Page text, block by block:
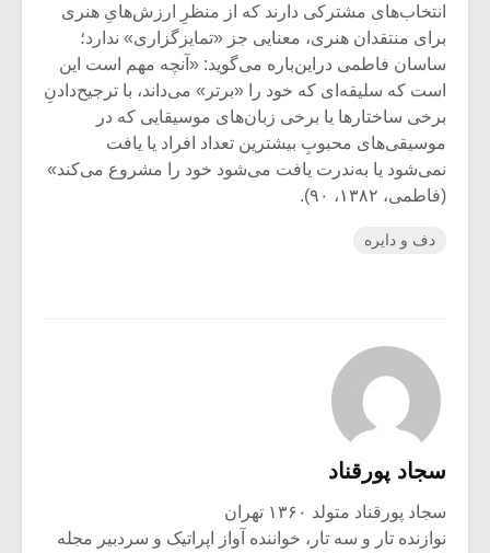
انتخاب‌های مشترکی دارند که از منظرِ ارزش‌هایِ هنری
برای منتقدان هنری، معنایی جز «تمایزگزاری» ندارد؛
ساسان فاطمی دراین‌باره می‌گوید: «آنچه مهم است این
است که سلیقه‌ای که خود را «برتر» می‌داند، با ترجیح‌دادنِ
برخی ساختارها یا برخی زبان‌های موسیقایی که در
موسیقی‌های محبوبِ بیشترین تعداد افراد یا یافت
نمی‌شود یا به‌ندرت یافت می‌شود خود را مشروع می‌کند»
(فاطمی، ۱۳۸۲، ۹۰).
دف و دایره
سجاد پورقناد
سجاد پورقناد متولد ۱۳۶۰ تهران
نوازنده تار و سه تار، خواننده آواز اپراتیک و سردبیر مجله